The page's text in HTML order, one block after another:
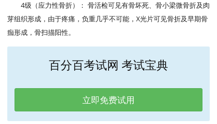
4级（应力性骨折）： 骨活检可见有骨坏死、骨小梁微骨折及肉
芽组织形成，由于疼痛，负重几乎不可能，X光片可见骨折及早期骨
痂形成，骨扫描阳性。
百分百考试网 考试宝典
立即免费试用